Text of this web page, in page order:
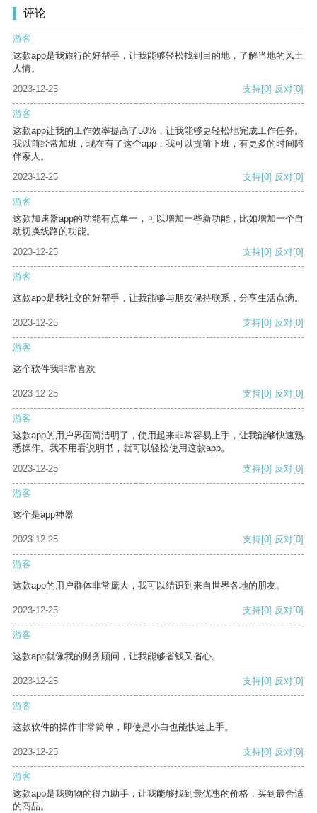
评论
游客
这款app是我旅行的好帮手，让我能够轻松找到目的地，了解当地的风土
人情。
2023-12-25
支持[0] 反对[0]
游客
这款app让我的工作效率提高了50%，让我能够更轻松地完成工作任务。
我以前经常加班，现在有了这个app，我可以提前下班，有更多的时间陪
伴家人。
2023-12-25
支持[0] 反对[0]
游客
这款加速器app的功能有点单一，可以增加一些新功能，比如增加一个自
动切换线路的功能。
2023-12-25
支持[0] 反对[0]
游客
这款app是我社交的好帮手，让我能够与朋友保持联系，分享生活点滴。
2023-12-25 支持[0] 反对[0]
游客
这个软件我非常喜欢
2023-12-25 支持[0] 反对[0]
游客
这款app的用户界面简洁明了，使用起来非常容易上手，让我能够快速熟
悉操作。我不用看说明书，就可以轻松使用这款app。
2023-12-25
支持[0] 反对[0]
游客
这个是app神器
2023-12-25 支持[0] 反对[0]
游客
这款app的用户群体非常庞大，我可以结识到来自世界各地的朋友。
2023-12-25 支持[0] 反对[0]
游客
这款app就像我的财务顾问，让我能够省钱又省心。
2023-12-25 支持[0] 反对[0]
游客
这款软件的操作非常简单，即使是小白也能快速上手。
2023-12-25 支持[0] 反对[0]
游客
这款app是我购物的得力助手，让我能够找到最优惠的价格，买到最合适
的商品。